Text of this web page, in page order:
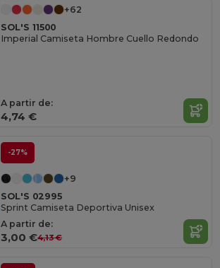
+62
SOL'S 11500
Imperial Camiseta Hombre Cuello Redondo
A partir de:
4,74 €
-27%
+9
SOL'S 02995
Sprint Camiseta Deportiva Unisex
A partir de:
3,00 €4,13 €